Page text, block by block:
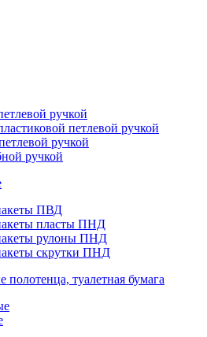
ручкой
петлевой ручкой
ручкой
ручкой
ПВД
пласты ПНД
рулоны ПНД
скрутки ПНД
туалетная бумага